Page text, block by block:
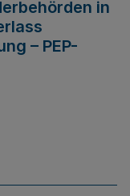
in
– PEP-